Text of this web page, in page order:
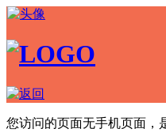
您访问的页面无手机页面，